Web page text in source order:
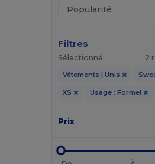
Filtres
Sélectionné
2
Vêtements | Unis
XS Usage : Formel
Prix